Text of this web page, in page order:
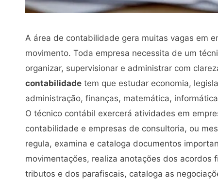
A área de contabilidade gera muitas vagas em
movimento. Toda empresa necessita de um
organizar, supervisionar e administrar com
contabilidade tem que estudar economia,
administração, finanças, matemática,
O técnico contábil exercerá atividades em
contabilidade e empresas de consultoria, ou
regula, examina e cataloga documentos
movimentações, realiza anotações dos acordos
tributos e dos parafiscais, cataloga as